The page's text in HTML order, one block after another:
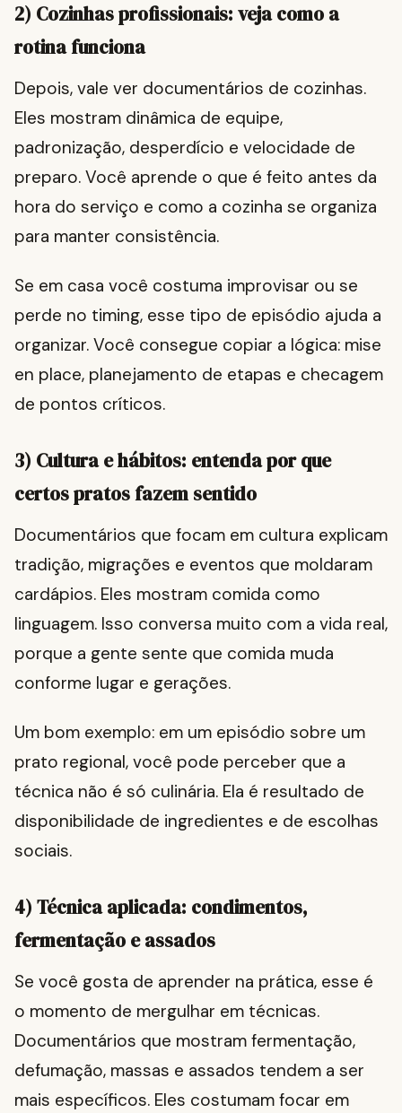
2) Cozinhas profissionais: veja como a
rotina funciona
Depois, vale ver documentários de cozinhas.
Eles mostram dinâmica de equipe,
padronização, desperdício e velocidade de
preparo. Você aprende o que é feito antes da
hora do serviço e como a cozinha se organiza
para manter consistência.
Se em casa você costuma improvisar ou se
perde no timing, esse tipo de episódio ajuda a
organizar. Você consegue copiar a lógica: mise
en place, planejamento de etapas e checagem
de pontos críticos.
3) Cultura e hábitos: entenda por que
certos pratos fazem sentido
Documentários que focam em cultura explicam
tradição, migrações e eventos que moldaram
cardápios. Eles mostram comida como
linguagem. Isso conversa muito com a vida real,
porque a gente sente que comida muda
conforme lugar e gerações.
Um bom exemplo: em um episódio sobre um
prato regional, você pode perceber que a
técnica não é só culinária. Ela é resultado de
disponibilidade de ingredientes e de escolhas
sociais.
4) Técnica aplicada: condimentos,
fermentação e assados
Se você gosta de aprender na prática, esse é
o momento de mergulhar em técnicas.
Documentários que mostram fermentação,
defumação, massas e assados tendem a ser
mais específicos. Eles costumam focar em